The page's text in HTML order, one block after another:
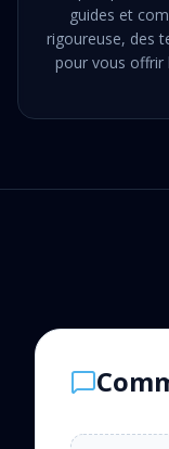
guides et
rigoureuse, des
pour vous offrir